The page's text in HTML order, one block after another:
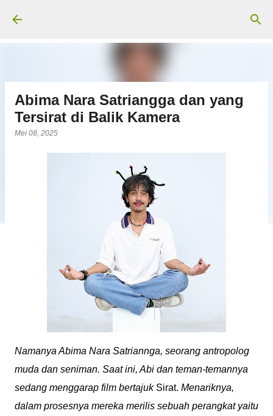
Abima Nara Satriangga dan yang
Tersirat di Balik Kamera
Mei 08, 2025
Namanya Abima Nara Satriannga, seorang antropolog
muda dan seniman. Saat ini, Abi dan teman-temannya
sedang menggarap film bertajuk Sirat. Menariknya,
dalam prosesnya mereka merilis sebuah perangkat yaitu